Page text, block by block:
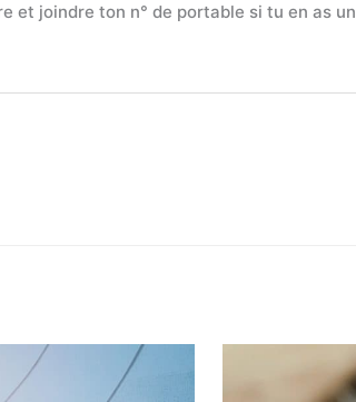
et joindre ton n° de portable si tu en as un